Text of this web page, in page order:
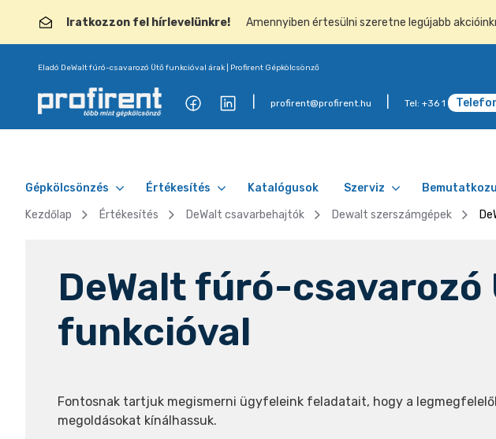
Iratkozzon fel hírlevelünkre! Amennyiben értesülni szeretne legújabb
Eladó DeWalt fúró-csavarozó Ütő funkcióval árak | Profirent Gépkölcsönző
profirent@profirent.hu Tel: +36 1
Gépkölcsönzés Értékesítés Katalógusok Szerviz
Kezdőlap Értékesítés DeWalt csavarbehajtók Dewalt szerszámgépek
DeWalt fúró-csavarozó
funkcióval
Fontosnak tartjuk megismerni ügyfeleink feladatait, hogy a
megoldásokat kínálhassuk.